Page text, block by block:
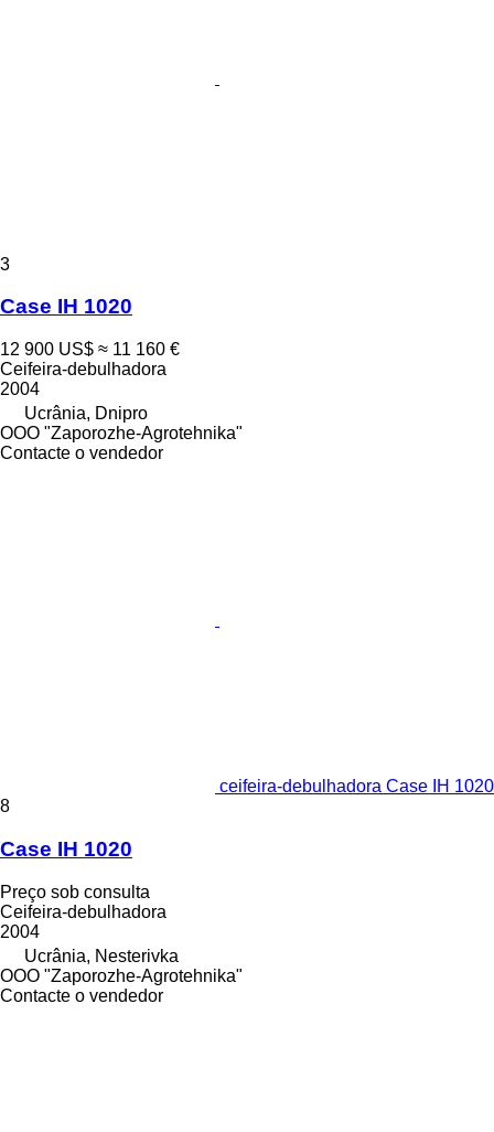
3
Case IH 1020
12 900 US$ ≈ 11 160 €
Ceifeira-debulhadora
2004
Ucrânia, Dnipro
OOO "Zaporozhe-Agrotehnika"
Contacte o vendedor
ceifeira-debulhadora Case IH 1020
8
Case IH 1020
Preço sob consulta
Ceifeira-debulhadora
2004
Ucrânia, Nesterivka
OOO "Zaporozhe-Agrotehnika"
Contacte o vendedor